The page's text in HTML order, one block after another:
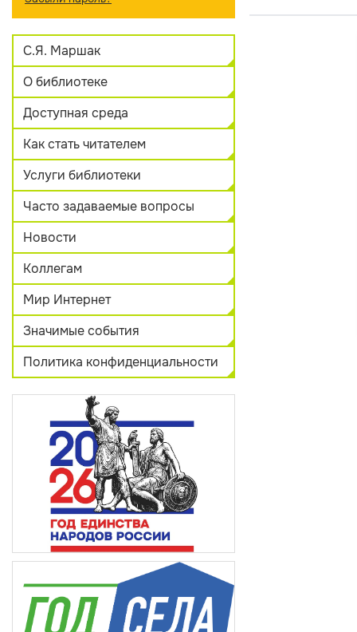
С.Я. Маршак
О библиотеке
Доступная среда
Как стать читателем
Услуги библиотеки
Часто задаваемые вопросы
Новости
Коллегам
Мир Интернет
Значимые события
Политика конфиденциальности